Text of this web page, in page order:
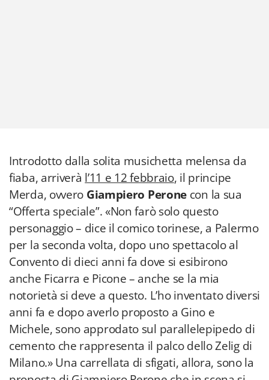
Introdotto dalla solita musichetta melensa da
fiaba, arriverà l’11 e 12 febbraio, il principe
Merda, ovvero Giampiero Perone con la sua
“Offerta speciale”. «Non farò solo questo
personaggio – dice il comico torinese, a Palermo
per la seconda volta, dopo uno spettacolo al
Convento di dieci anni fa dove si esibirono
anche Ficarra e Picone – anche se la mia
notorietà si deve a questo. L’ho inventato diversi
anni fa e dopo averlo proposto a Gino e
Michele, sono approdato sul parallelepipedo di
cemento che rappresenta il palco dello Zelig di
Milano.» Una carrellata di sfigati, allora, sono la